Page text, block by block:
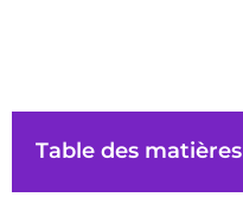
Table des matières